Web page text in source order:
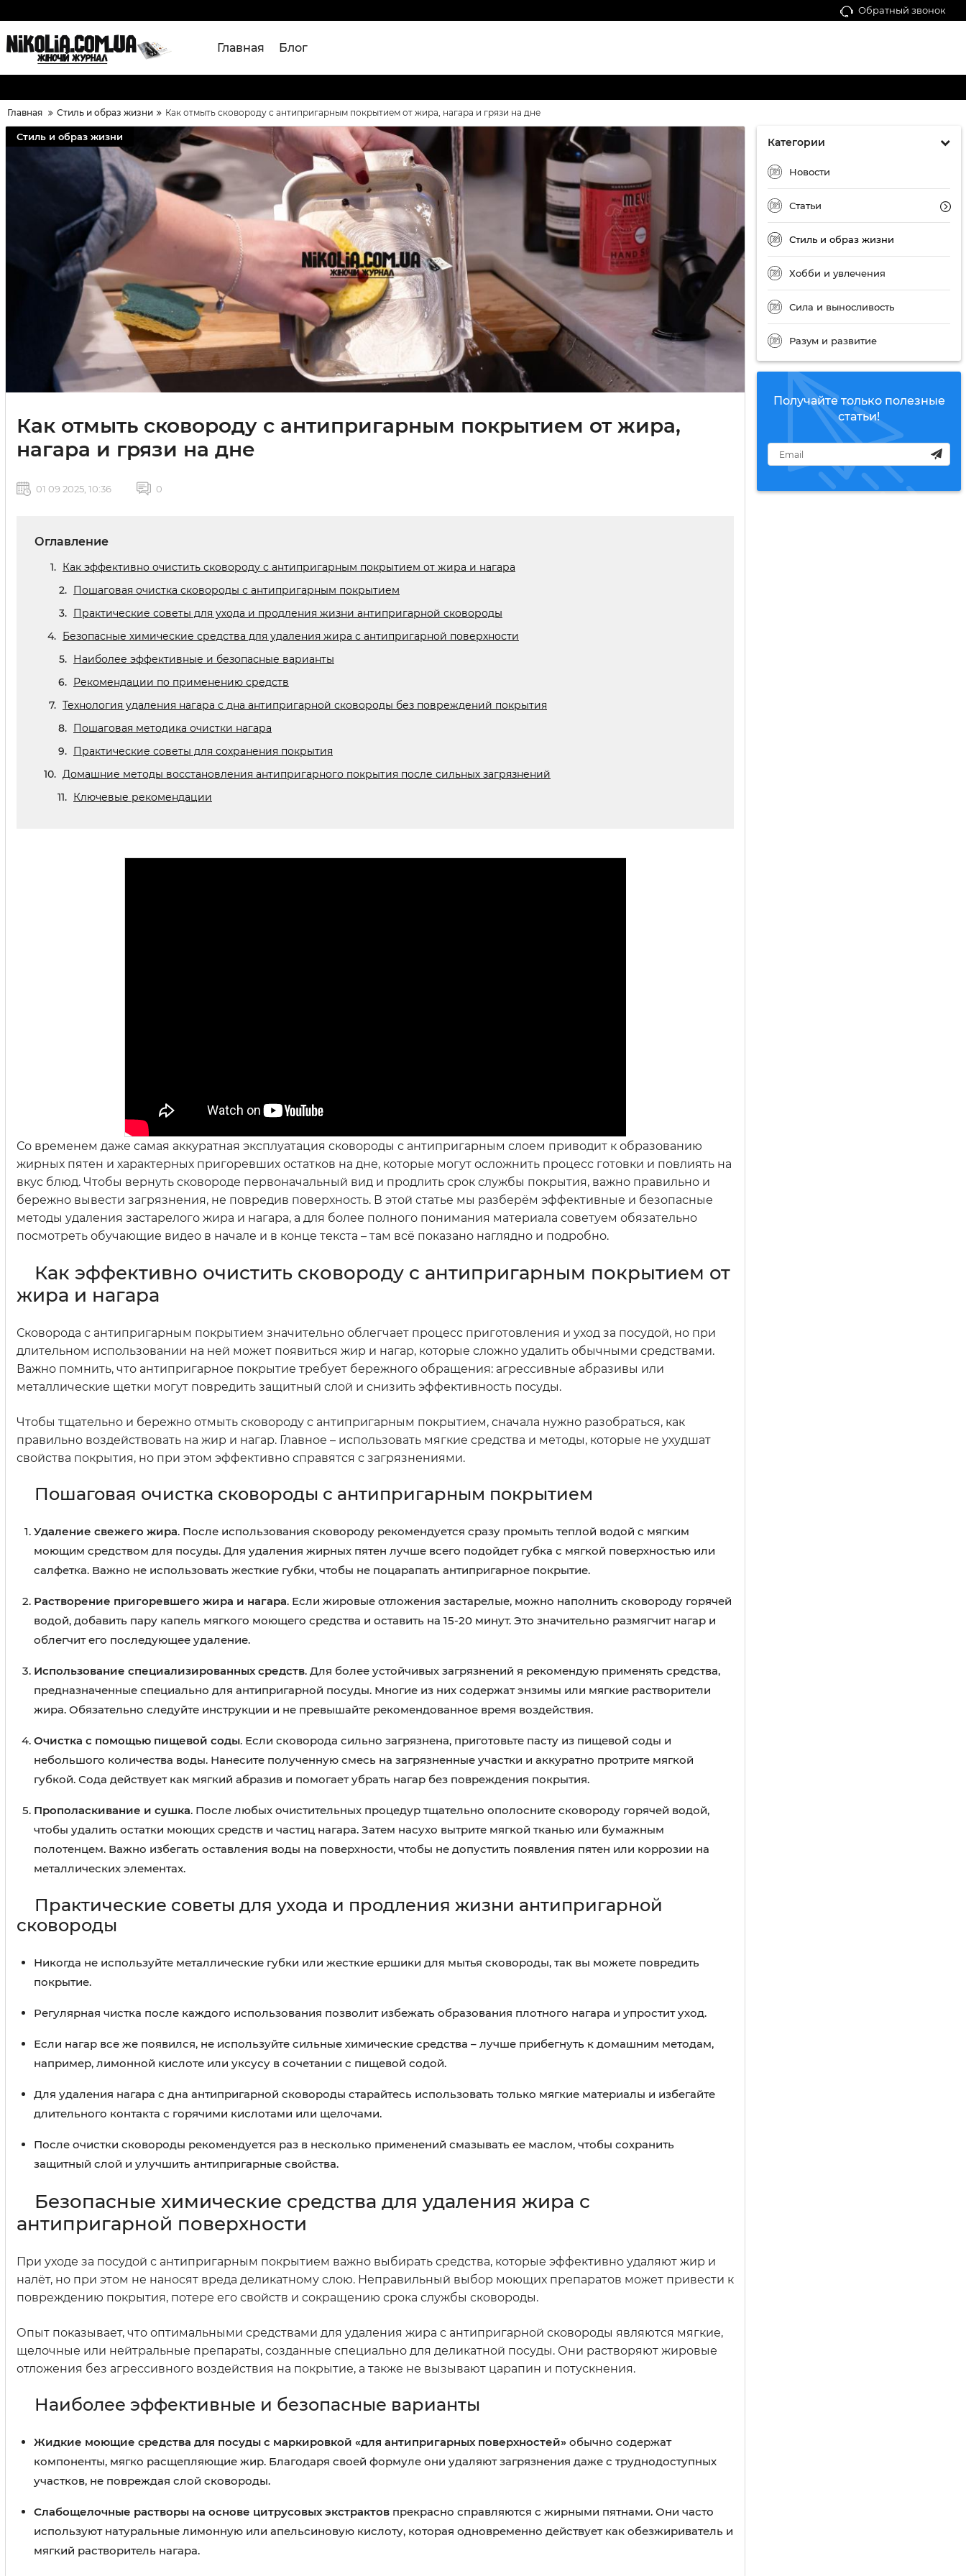
Обратный звонок
Главная Блог
Главная Стиль и образ жизни Как отмыть сковороду с антипригарным покрытием от жира, нагара и грязи на дне
Категории
Новости
Статьи
Стиль и образ жизни
Хобби и увлечения
Сила и выносливость
Разум и развитие
Получайте только полезные
статьи!
Стиль и образ жизни
Как отмыть сковороду с антипригарным покрытием от жира,
нагара и грязи на дне
01 09 2025, 10:36 0
Оглавление
Как эффективно очистить сковороду с антипригарным покрытием от жира и нагара
Пошаговая очистка сковороды с антипригарным покрытием
Практические советы для ухода и продления жизни антипригарной сковороды
Безопасные химические средства для удаления жира с антипригарной поверхности
Наиболее эффективные и безопасные варианты
Рекомендации по применению средств
Технология удаления нагара с дна антипригарной сковороды без повреждений покрытия
Пошаговая методика очистки нагара
Практические советы для сохранения покрытия
Домашние методы восстановления антипригарного покрытия после сильных загрязнений
Ключевые рекомендации
Со временем даже самая аккуратная эксплуатация сковороды с антипригарным слоем приводит к образованию
жирных пятен и характерных пригоревших остатков на дне, которые могут осложнить процесс готовки и повлиять на
вкус блюд. Чтобы вернуть сковороде первоначальный вид и продлить срок службы покрытия, важно правильно и
бережно вывести загрязнения, не повредив поверхность. В этой статье мы разберём эффективные и безопасные
методы удаления застарелого жира и нагара, а для более полного понимания материала советуем обязательно
посмотреть обучающие видео в начале и в конце текста – там всё показано наглядно и подробно.
Как эффективно очистить сковороду с антипригарным покрытием от
жира и нагара
Сковорода с антипригарным покрытием значительно облегчает процесс приготовления и уход за посудой, но при
длительном использовании на ней может появиться жир и нагар, которые сложно удалить обычными средствами.
Важно помнить, что антипригарное покрытие требует бережного обращения: агрессивные абразивы или
металлические щетки могут повредить защитный слой и снизить эффективность посуды.
Чтобы тщательно и бережно отмыть сковороду с антипригарным покрытием, сначала нужно разобраться, как
правильно воздействовать на жир и нагар. Главное – использовать мягкие средства и методы, которые не ухудшат
свойства покрытия, но при этом эффективно справятся с загрязнениями.
Пошаговая очистка сковороды с антипригарным покрытием
Удаление свежего жира. После использования сковороду рекомендуется сразу промыть теплой водой с мягким
моющим средством для посуды. Для удаления жирных пятен лучше всего подойдет губка с мягкой поверхностью или
салфетка. Важно не использовать жесткие губки, чтобы не поцарапать антипригарное покрытие.
Растворение пригоревшего жира и нагара. Если жировые отложения застарелые, можно наполнить сковороду горячей
водой, добавить пару капель мягкого моющего средства и оставить на 15-20 минут. Это значительно размягчит нагар и
облегчит его последующее удаление.
Использование специализированных средств. Для более устойчивых загрязнений я рекомендую применять средства,
предназначенные специально для антипригарной посуды. Многие из них содержат энзимы или мягкие растворители
жира. Обязательно следуйте инструкции и не превышайте рекомендованное время воздействия.
Очистка с помощью пищевой соды. Если сковорода сильно загрязнена, приготовьте пасту из пищевой соды и
небольшого количества воды. Нанесите полученную смесь на загрязненные участки и аккуратно протрите мягкой
губкой. Сода действует как мягкий абразив и помогает убрать нагар без повреждения покрытия.
Прополаскивание и сушка. После любых очистительных процедур тщательно ополосните сковороду горячей водой,
чтобы удалить остатки моющих средств и частиц нагара. Затем насухо вытрите мягкой тканью или бумажным
полотенцем. Важно избегать оставления воды на поверхности, чтобы не допустить появления пятен или коррозии на
металлических элементах.
Практические советы для ухода и продления жизни антипригарной
сковороды
Никогда не используйте металлические губки или жесткие ершики для мытья сковороды, так вы можете повредить
покрытие.
Регулярная чистка после каждого использования позволит избежать образования плотного нагара и упростит уход.
Если нагар все же появился, не используйте сильные химические средства – лучше прибегнуть к домашним методам,
например, лимонной кислоте или уксусу в сочетании с пищевой содой.
Для удаления нагара с дна антипригарной сковороды старайтесь использовать только мягкие материалы и избегайте
длительного контакта с горячими кислотами или щелочами.
После очистки сковороды рекомендуется раз в несколько применений смазывать ее маслом, чтобы сохранить
защитный слой и улучшить антипригарные свойства.
Безопасные химические средства для удаления жира с
антипригарной поверхности
При уходе за посудой с антипригарным покрытием важно выбирать средства, которые эффективно удаляют жир и
налёт, но при этом не наносят вреда деликатному слою. Неправильный выбор моющих препаратов может привести к
повреждению покрытия, потере его свойств и сокращению срока службы сковороды.
Опыт показывает, что оптимальными средствами для удаления жира с антипригарной сковороды являются мягкие,
щелочные или нейтральные препараты, созданные специально для деликатной посуды. Они растворяют жировые
отложения без агрессивного воздействия на покрытие, а также не вызывают царапин и потускнения.
Наиболее эффективные и безопасные варианты
Жидкие моющие средства для посуды с маркировкой «для антипригарных поверхностей» обычно содержат
компоненты, мягко расщепляющие жир. Благодаря своей формуле они удаляют загрязнения даже с труднодоступных
участков, не повреждая слой сковороды.
Слабощелочные растворы на основе цитрусовых экстрактов прекрасно справляются с жирными пятнами. Они часто
используют натуральные лимонную или апельсиновую кислоту, которая одновременно действует как обезжириватель и
мягкий растворитель нагара.